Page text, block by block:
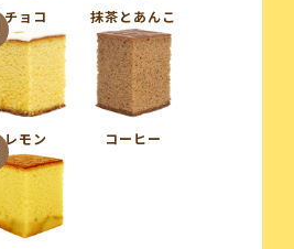
チョコ 抹茶とあんこ
レモン コーヒー